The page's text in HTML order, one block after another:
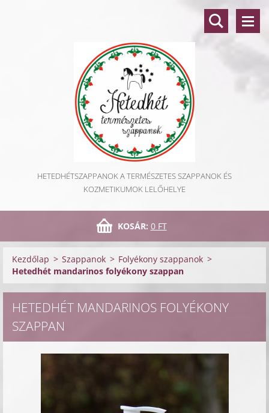
HETEDHÉTSZAPPANOK A TERMÉSZETES SZAPPANOK ÉS
KOZMETIKUMOK LELŐHELYE
KOSÁR: 0 FT
Kezdőlap > Szappanok > Folyékony szappanok >
Hetedhét mandarinos folyékony szappan
HETEDHÉT MANDARINOS FOLYÉKONY
SZAPPAN